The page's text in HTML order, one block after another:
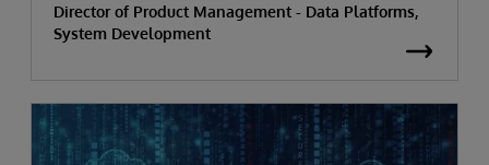
Director of Product Management - Data Platforms,
System Development